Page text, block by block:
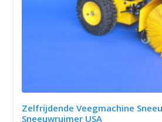
Zelfrijdende Veegmachine
Sneeuwruimer USA